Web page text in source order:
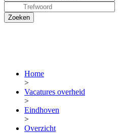
Home
>
Vacatures overheid
>
Eindhoven
>
Overzicht